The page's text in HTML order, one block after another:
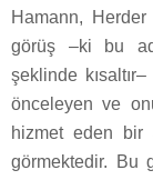
Hamann,
görüş –ki bu
şeklinde
önceleyen ve
hizmet eden bir
görmektedir. Bu